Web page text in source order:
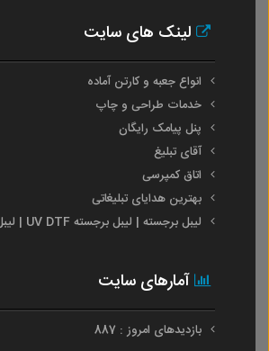
لینک های سایت
انواع جعبه و کارتن آماده
خدمات طراحی و چاپ
پنل پیامک رایگان
آقای تبلیغ
اتاق کمپرسی
بهترین هدایای تبلیغاتی
لیبل برجسته | لیبل برجسته UV DTF | لیبل UV DTF
آمارهای سایت
بازدیدهای امروز : 887